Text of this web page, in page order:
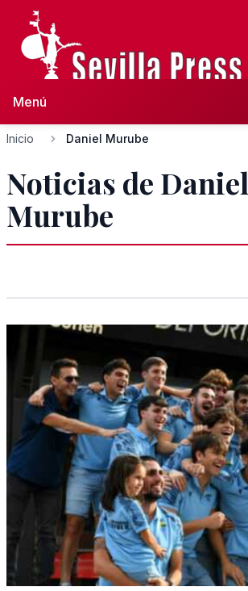
Menú
Inicio Daniel Murube
Noticias de Daniel
Murube